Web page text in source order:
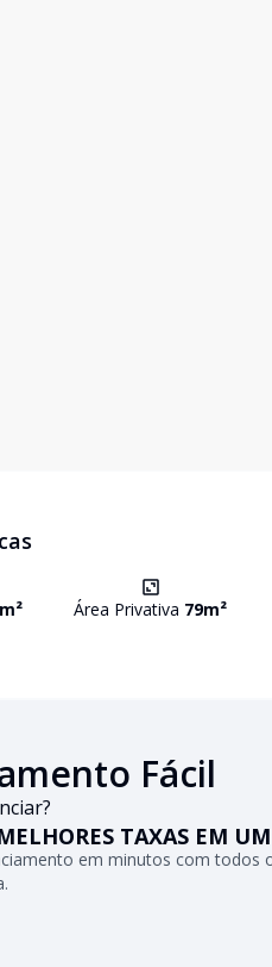
m² Área Privativa 79m²
Fácil
TAXAS EM
em minutos com todos